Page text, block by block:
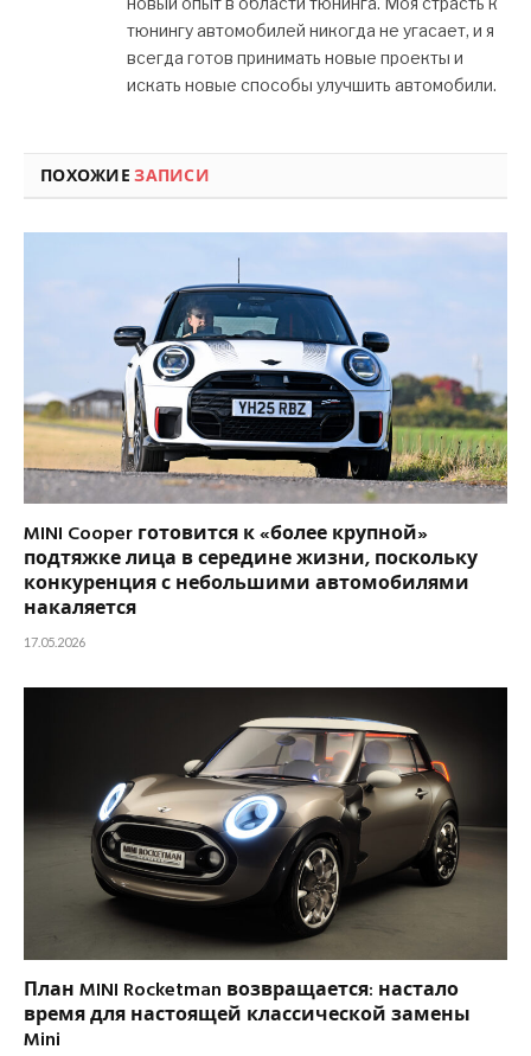
тюнингу автомобилей никогда не угасает, и я
всегда готов принимать новые проекты и
искать новые способы улучшить автомобили.
ПОХОЖИЕЗАПИСИ
MINI Cooper готовится к «более крупной»
подтяжке лица в середине жизни, поскольку
конкуренция с небольшими автомобилями
накаляется
17.05.2026
План MINI Rocketman возвращается: настало
время для настоящей классической замены
Mini